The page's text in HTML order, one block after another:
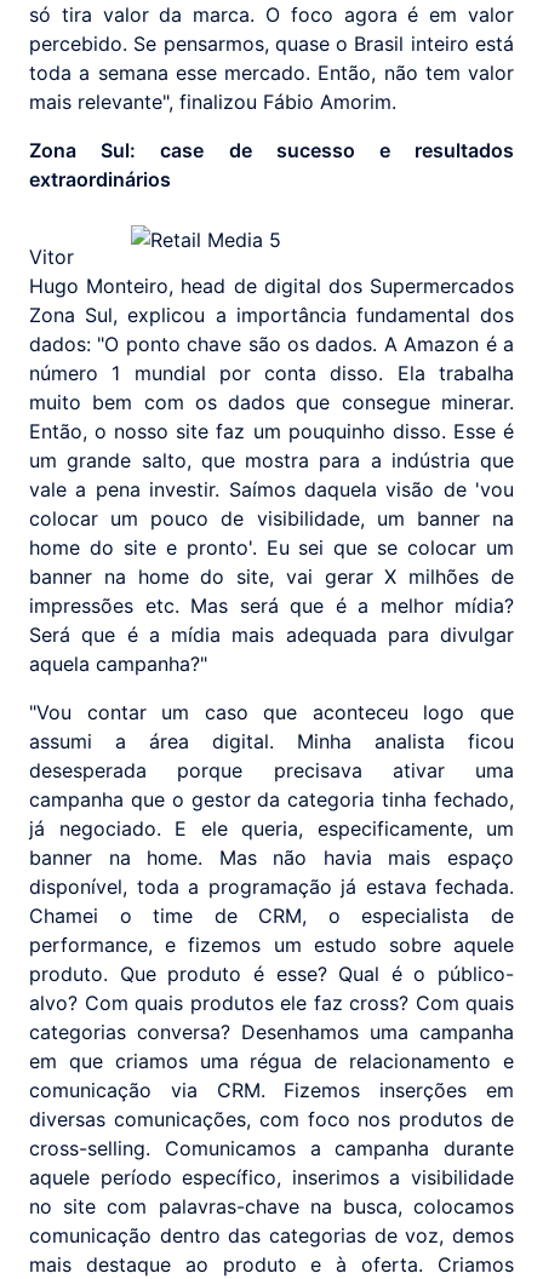
só tira valor da marca. O foco agora é em valor
percebido. Se pensarmos, quase o Brasil inteiro está
toda a semana esse mercado. Então, não tem valor
mais relevante", finalizou Fábio Amorim.
Zona Sul: case de sucesso e resultados
extraordinários
Vitor
Hugo Monteiro, head de digital dos Supermercados
Zona Sul, explicou a importância fundamental dos
dados: "O ponto chave são os dados. A Amazon é a
número 1 mundial por conta disso. Ela trabalha
muito bem com os dados que consegue minerar.
Então, o nosso site faz um pouquinho disso. Esse é
um grande salto, que mostra para a indústria que
vale a pena investir. Saímos daquela visão de 'vou
colocar um pouco de visibilidade, um banner na
home do site e pronto'. Eu sei que se colocar um
banner na home do site, vai gerar X milhões de
impressões etc. Mas será que é a melhor mídia?
Será que é a mídia mais adequada para divulgar
aquela campanha?"
"Vou contar um caso que aconteceu logo que
assumi a área digital. Minha analista ficou
desesperada porque precisava ativar uma
campanha que o gestor da categoria tinha fechado,
já negociado. E ele queria, especificamente, um
banner na home. Mas não havia mais espaço
disponível, toda a programação já estava fechada.
Chamei o time de CRM, o especialista de
performance, e fizemos um estudo sobre aquele
produto. Que produto é esse? Qual é o público-
alvo? Com quais produtos ele faz cross? Com quais
categorias conversa? Desenhamos uma campanha
em que criamos uma régua de relacionamento e
comunicação via CRM. Fizemos inserções em
diversas comunicações, com foco nos produtos de
cross-selling. Comunicamos a campanha durante
aquele período específico, inserimos a visibilidade
no site com palavras-chave na busca, colocamos
comunicação dentro das categorias de voz, demos
mais destaque ao produto e à oferta. Criamos